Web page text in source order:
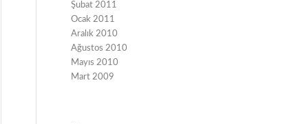
Şubat 2011
Ocak 2011
Aralık 2010
Ağustos 2010
Mayıs 2010
Mart 2009